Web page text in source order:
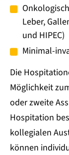
Leber,
und HIPEC)
Minimal-
Die
Möglichkeit
oder zweite
Hospitation
kollegialen
können